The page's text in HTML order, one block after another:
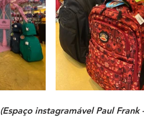
(Espaço instagramável Paul